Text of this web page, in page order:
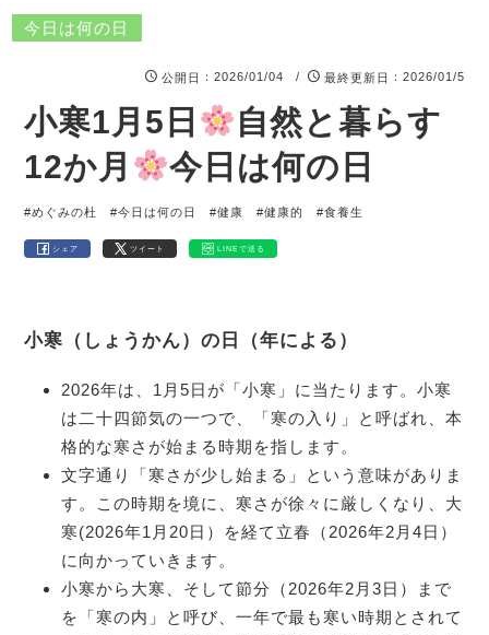
今日は何の日
公開日 ：2026/01/04 / 最終更新日 ：2026/01/5
小寒1月5日
自然と暮らす
12か月
今日は何の日
#めぐみの杜 #今日は何の日 #健康 #健康的 #食養生
シェア ツイート LINEで送る
小寒（しょうかん）の日（年による）
2026年は、1月5日が「小寒」に当たります。小寒
は二十四節気の一つで、「寒の入り」と呼ばれ、本
格的な寒さが始まる時期を指します。
文字通り「寒さが少し始まる」という意味がありま
す。この時期を境に、寒さが徐々に厳しくなり、大
寒(2026年1月20日）を経て立春（2026年2月4日）
に向かっていきます。
小寒から大寒、そして節分（2026年2月3日）まで
を「寒の内」と呼び、一年で最も寒い時期とされて